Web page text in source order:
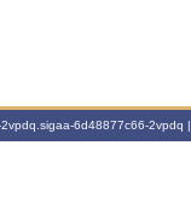
6d48877c66-2vpdq |